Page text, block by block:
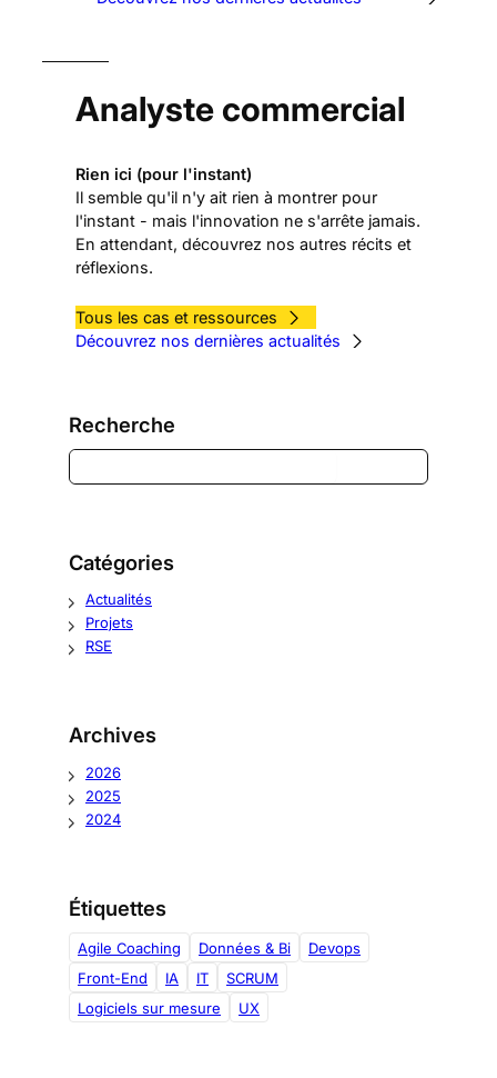
Analyste commercial
Rien ici (pour l'instant)
Il semble qu'il n'y ait rien à montrer pour
l'instant - mais l'innovation ne s'arrête jamais.
En attendant, découvrez nos autres récits et
réflexions.
Tous les cas et ressources
Découvrez nos dernières actualités
Recherche
R
e
e
r
c
h
e
Catégories
Actualités
Projets
RSE
Archives
2026
2025
2024
Étiquettes
Agile Coaching Données & Bi
Devops
Front-End
IA IT
SCRUM
Logiciels sur mesure
UX